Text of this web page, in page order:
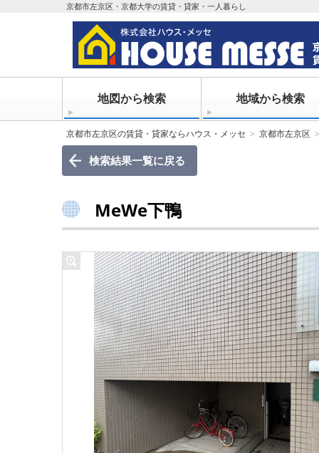
京都市左京区・京都大学の賃貸・貸家・一人暮らし
地図から検索 地域から検索
京都市左京区の賃貸・貸家ならハウス・メッセ 京都市左京区
検索結果一覧に戻る
MeWe下鴨